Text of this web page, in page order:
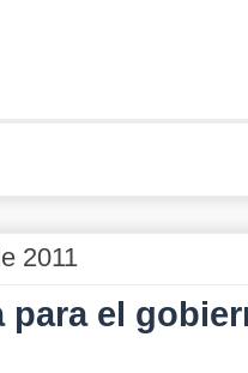
2011
para el